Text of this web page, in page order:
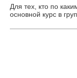
Для тех, кто по
основной курс в